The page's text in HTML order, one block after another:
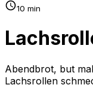
10 min
Abendbrot, but
Lachsrollen